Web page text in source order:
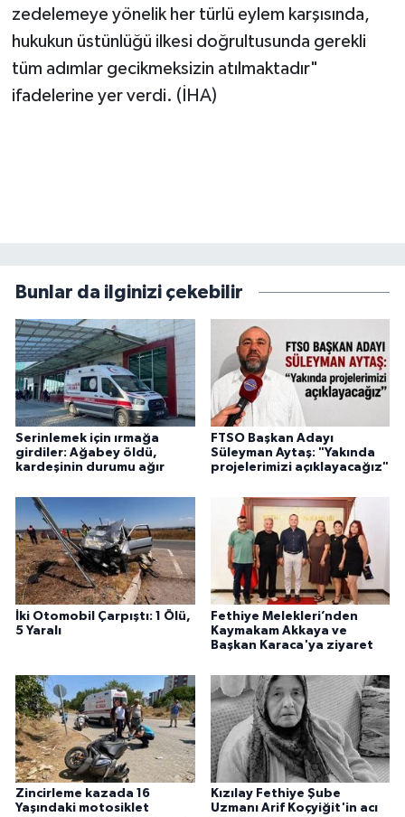
zedelemeye yönelik her türlü eylem karşısında,
hukukun üstünlüğü ilkesi doğrultusunda gerekli
tüm adımlar gecikmeksizin atılmaktadır"
ifadelerine yer verdi. (İHA)
Bunlar da ilginizi çekebilir
Serinlemek için ırmağa
girdiler: Ağabey öldü,
kardeşinin durumu ağır
FTSO Başkan Adayı
Süleyman Aytaş: "Yakında
projelerimizi açıklayacağız"
İki Otomobil Çarpıştı: 1 Ölü,
5 Yaralı
Fethiye Melekleri’nden
Kaymakam Akkaya ve
Başkan Karaca'ya ziyaret
Zincirleme kazada 16
Yaşındaki motosiklet
Kızılay Fethiye Şube
Uzmanı Arif Koçyiğit'in acı